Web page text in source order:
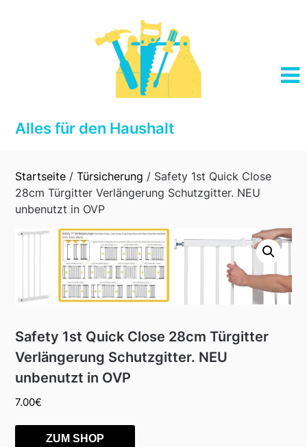
Alles für den Haushalt
Startseite /Türsicherung / Safety 1st Quick Close
28cm Türgitter Verlängerung Schutzgitter. NEU
unbenutzt in OVP
Safety 1st Quick Close 28cm Türgitter
Verlängerung Schutzgitter. NEU
unbenutzt in OVP
7.00€
ZUM SHOP